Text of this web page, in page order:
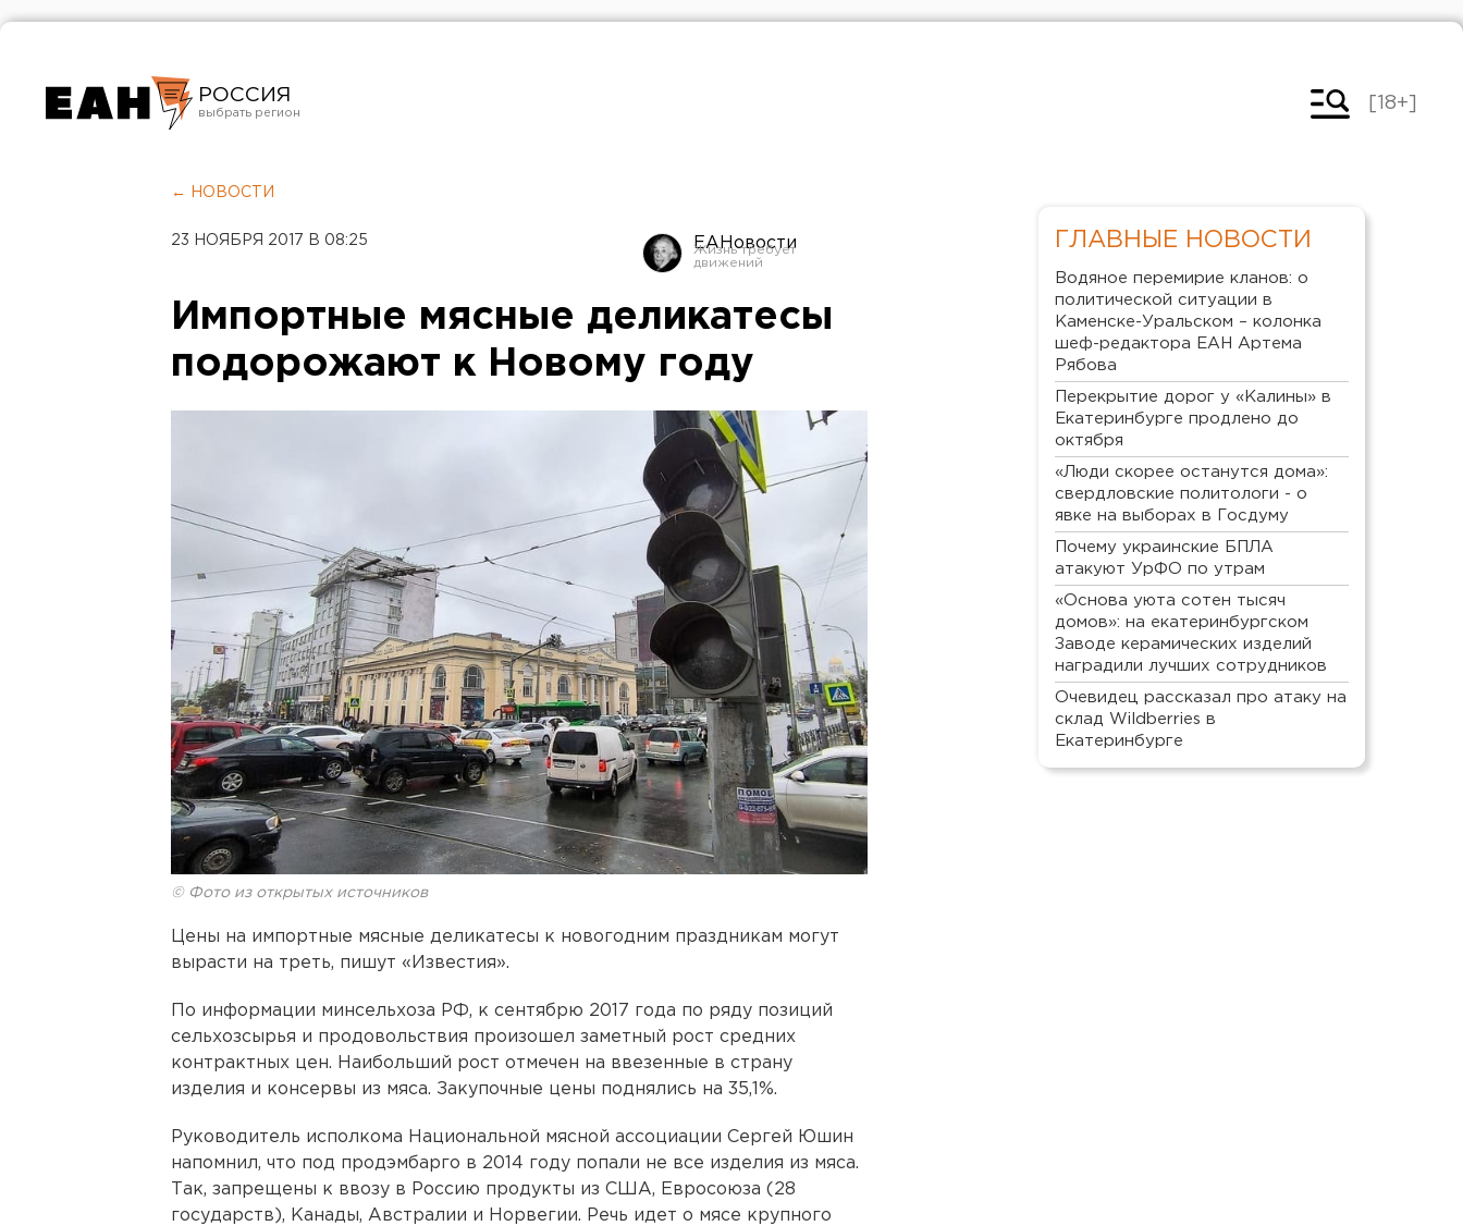
РОССИЯ
Челябинск
[18+]
← НОВОСТИ
23 НОЯБРЯ 2017 В 08:25 ЕАНовости
Импортные мясные деликатесы
подорожают к Новому году
© Фото из открытых источников
Цены на импортные мясные деликатесы к новогодним праздникам могут
вырасти на треть, пишут «Известия».
По информации минсельхоза РФ, к сентябрю 2017 года по ряду позиций
сельхозсырья и продовольствия произошел заметный рост средних
контрактных цен. Наибольший рост отмечен на ввезенные в страну
изделия и консервы из мяса. Закупочные цены поднялись на 35,1%.
Руководитель исполкома Национальной мясной ассоциации Сергей Юшин
напомнил, что под продэмбарго в 2014 году попали не все изделия из мяса.
Так, запрещены к ввозу в Россию продукты из США, Евросоюза (28
государств), Канады, Австралии и Норвегии. Речь идет о мясе крупного
ГЛАВНЫЕ НОВОСТИ
Водяное перемирие кланов: о
политической ситуации в
Каменске-Уральском – колонка
шеф-редактора ЕАН Артема
Рябова
Перекрытие дорог у «Калины» в
Екатеринбурге продлено до
октября
«Люди скорее останутся дома»:
свердловские политологи - о
явке на выборах в Госдуму
Почему украинские БПЛА
атакуют УрФО по утрам
«Основа уюта сотен тысяч
домов»: на екатеринбургском
Заводе керамических изделий
наградили лучших сотрудников
Очевидец рассказал про атаку на
склад Wildberries в
Екатеринбурге